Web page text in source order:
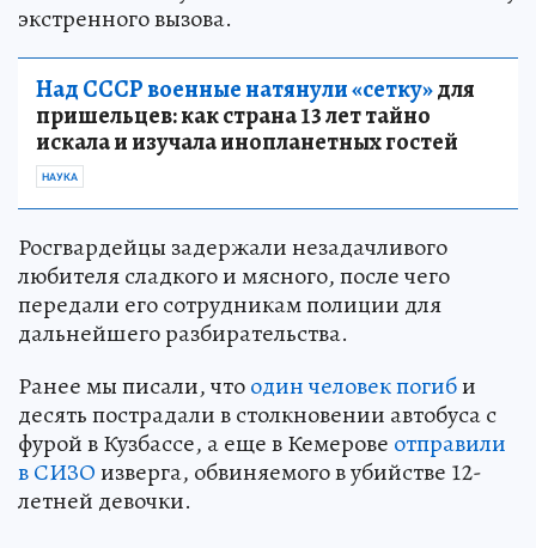
экстренного вызова.
Над СССР военные натянули «сетку»для
пришельцев: как страна 13 лет тайно
искала и изучала инопланетных гостей
НАУКА
Росгвардейцы задержали незадачливого
любителя сладкого и мясного, после чего
передали его сотрудникам полиции для
дальнейшего разбирательства.
Ранее мы писали, чтоодин человек погиби
десять пострадали в столкновении автобуса с
фурой в Кузбассе, а еще в Кемерове отправили
в СИЗОизверга, обвиняемого в убийстве 12-
летней девочки.